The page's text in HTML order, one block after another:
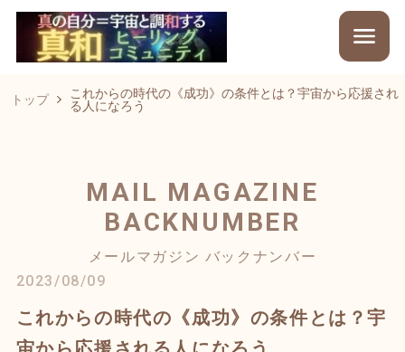
トップ
これからの時代の《成功》の条件とは？宇宙から応援され
る人になろう
MAIL MAGAZINE
BACKNUMBER
メールマガジン バックナンバー
2023/08/09
これからの時代の《成功》の条件とは？宇